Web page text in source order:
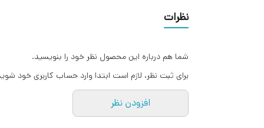
نظرات
شما هم درباره این محصول نظر خود را بنویسید.
برای ثبت نظر، لازم است ابتدا وارد حساب کاربری خود
افزودن نظر